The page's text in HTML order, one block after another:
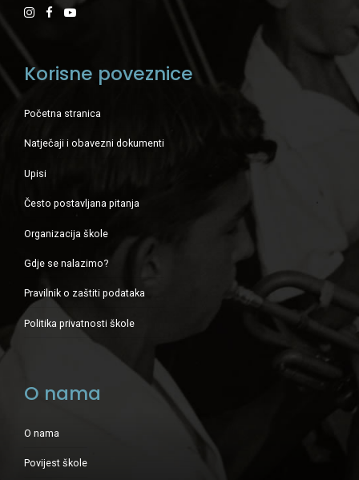
Korisne poveznice
Početna stranica
Natječaji i obavezni dokumenti
Upisi
Često postavljana pitanja
Organizacija škole
Gdje se nalazimo?
Pravilnik o zaštiti podataka
Politika privatnosti škole
O nama
O nama
Povijest škole